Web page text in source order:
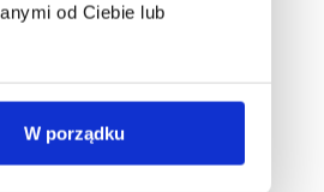
od Ciebie lub
W porządku